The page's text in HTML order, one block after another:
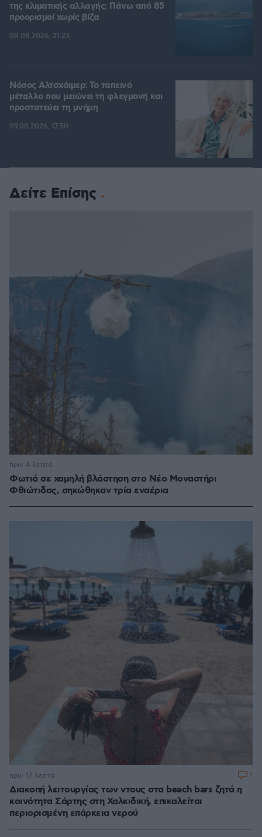
της κλιματικής αλλαγής: Πάνω από 85
προορισμοί χωρίς βίζα
08.08.2026, 21:23
Νόσος Αλτσχάιμερ: Το ταπεινό
μέταλλο που μειώνει τη φλεγμονή και
προστατεύει τη μνήμη
09.08.2026, 17:50
Δείτε Επίσης
Φωτιά σε χαμηλή βλάστηση στο Νέο Μοναστήρι
Φθιώτιδας, σηκώθηκαν τρία εναέρια
πριν 4 λεπτά
Διακοπή λειτουργίας των ντους στα beach bars ζητά η
κοινότητα Σάρτης στη Χαλκιδική, επικαλείται
περιορισμένη επάρκεια νερού
πριν 17 λεπτά 1